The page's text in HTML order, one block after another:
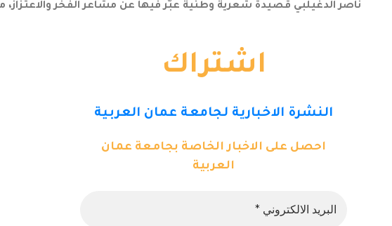
ناصر الدغيلبي قصيدة شعرية وطنية عبّر فيها عن مشاعر الفخر والاعتزاز،
اشتراك
النشرة الاخبارية لجامعة عمان العربية
احصل على الاخبار الخاصة بجامعة عمان
العربية